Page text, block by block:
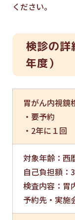
ください。
検診の詳
年度）
胃がん内視鏡
・要予約
・2年に１回
対象年齢：西
自己負担額：
検査内容：胃
予約先・実施